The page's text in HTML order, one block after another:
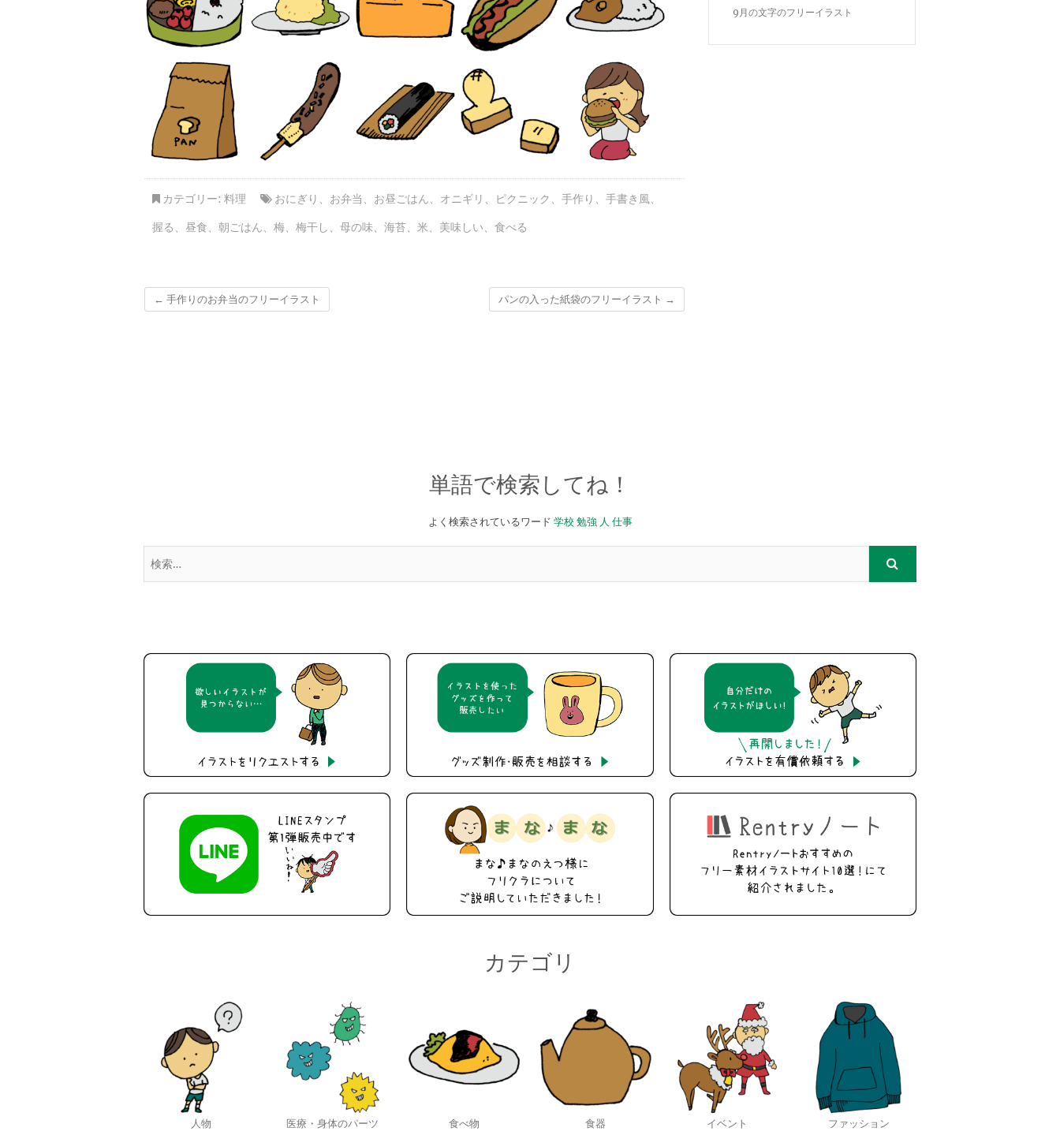
カテゴリー: 料理 おにぎり 、 お弁当 、 お昼ごはん、 オニギリ 、 ピクニック 、 手作り 、 手書き風、
握る 、 昼食、 朝ごはん、 梅、 梅干し 、 母の味、 海苔、 米、 美味しい、 食べる
← 手作りのお弁当のフリーイラスト パンの入った紙袋のフリーイラスト →
9月の文字のフリーイラスト
単語で検索してね！
よく検索されているワード 学校 勉強 人 仕事
カテゴリ
人物 医療・身体のパーツ 食べ物 食器 イベント ファッション